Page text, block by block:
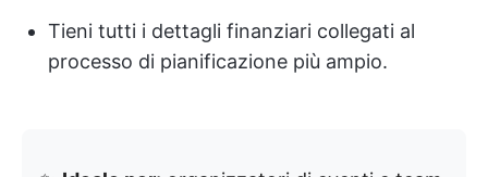
Tieni tutti i dettagli finanziari collegati al
processo di pianificazione più ampio.